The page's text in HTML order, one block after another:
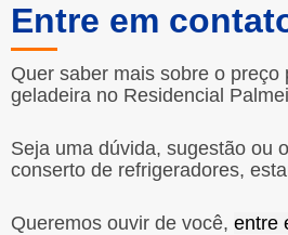
Entre em
Quer saber mais sobre o preço
geladeira no Residencial
Seja uma dúvida, sugestão ou
conserto de refrigeradores,
Queremos ouvir de você, entre